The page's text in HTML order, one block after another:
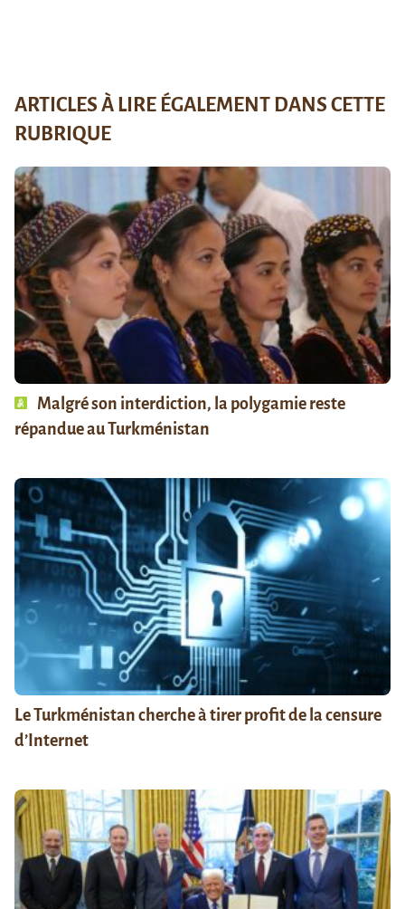
ARTICLES À LIRE ÉGALEMENT DANS CETTE
RUBRIQUE
Malgré son interdiction, la polygamie reste
répandue au Turkménistan
Le Turkménistan cherche à tirer profit de la censure
d’Internet